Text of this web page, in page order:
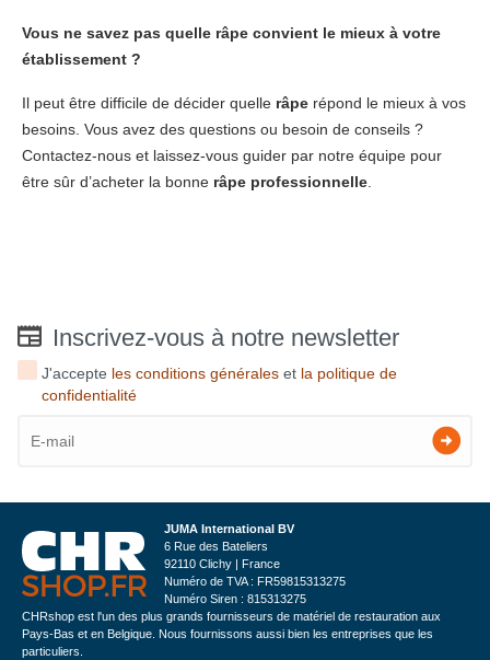
Vous ne savez pas quelle râpe convient le mieux à votre
établissement ?
Il peut être difficile de décider quelle râpe répond le mieux à vos
besoins. Vous avez des questions ou besoin de conseils ?
Contactez-nous et laissez-vous guider par notre équipe pour
être sûr d’acheter la bonne râpe professionnelle.
Inscrivez-vous à notre newsletter
J'accepte les conditions générales et la politique de
confidentialité
JUMA International BV
6 Rue des Bateliers
92110 Clichy | France
Numéro de TVA : FR59815313275
Numéro Siren : 815313275
CHRshop est l'un des plus grands fournisseurs de matériel de restauration aux
Pays-Bas et en Belgique. Nous fournissons aussi bien les entreprises que les
particuliers.